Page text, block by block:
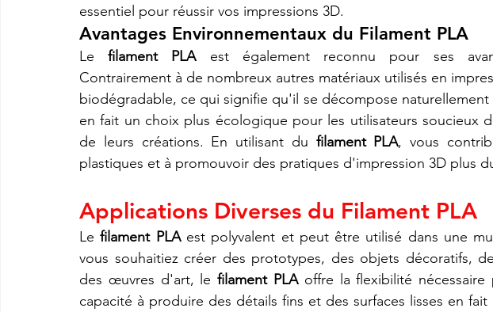
essentiel pour réussir vos impressions 3D.
Avantages Environnementaux du Filament PLA
Le filament PLA est également reconnu pour ses
Contrairement à de nombreux autres matériaux utilisés en
biodégradable, ce qui signifie qu'il se décompose
en fait un choix plus écologique pour les utilisateurs soucieux
de leurs créations. En utilisant du filament PLA, vous
plastiques et à promouvoir des pratiques d'impression 3D plus
Applications Diverses du Filament PLA
Le filament PLA est polyvalent et peut être utilisé dans une
vous souhaitiez créer des prototypes, des objets décoratifs,
des œuvres d'art, le filament PLA offre la flexibilité nécessaire
capacité à produire des détails fins et des surfaces lisses en